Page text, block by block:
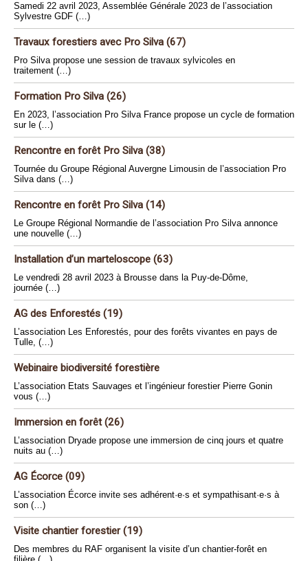
Samedi 22 avril 2023, Assemblée Générale 2023 de l’association
Sylvestre GDF (…)
Travaux forestiers avec Pro Silva (67)
Pro Silva propose une session de travaux sylvicoles en
traitement (…)
Formation Pro Silva (26)
En 2023, l’association Pro Silva France propose un cycle de formation
sur le (…)
Rencontre en forêt Pro Silva (38)
Tournée du Groupe Régional Auvergne Limousin de l’association Pro
Silva dans (…)
Rencontre en forêt Pro Silva (14)
Le Groupe Régional Normandie de l’association Pro Silva annonce
une nouvelle (…)
Installation d’un marteloscope (63)
Le vendredi 28 avril 2023 à Brousse dans la Puy-de-Dôme,
journée (…)
AG des Enforestés (19)
L’association Les Enforestés, pour des forêts vivantes en pays de
Tulle, (…)
Webinaire biodiversité forestière
L’association Etats Sauvages et l’ingénieur forestier Pierre Gonin
vous (…)
Immersion en forêt (26)
L’association Dryade propose une immersion de cinq jours et quatre
nuits au (…)
AG Écorce (09)
L’association Écorce invite ses adhérent·e·s et sympathisant·e·s à
son (…)
Visite chantier forestier (19)
Des membres du RAF organisent la visite d’un chantier-forêt en